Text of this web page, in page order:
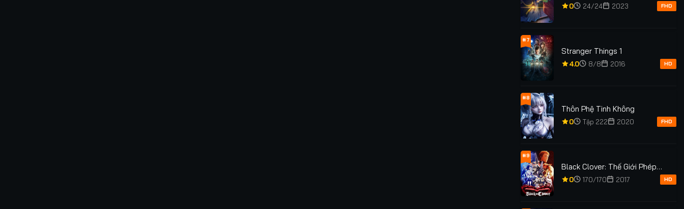
0 24/24 2023 FHD
#7
Stranger Things 1
4.0 8/8 2016 HD
#8
Thôn Phệ Tinh Không
0 Tập 222 2020 FHD
#9
Black Clover: Thế Giới Phép
Thuật
0 170/170 2017 HD